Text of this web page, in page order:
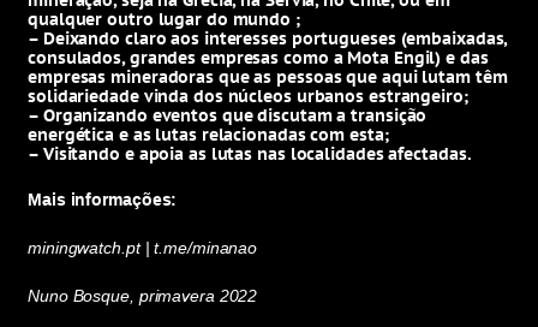
qualquer outro lugar do mundo ;
– Deixando claro aos interesses portugueses (embaixadas,
consulados, grandes empresas como a Mota Engil) e das
empresas mineradoras que as pessoas que aqui lutam têm
solidariedade vinda dos núcleos urbanos estrangeiro;
– Organizando eventos que discutam a transição
energética e as lutas relacionadas com esta;
– Visitando e apoia as lutas nas localidades afectadas.
Mais informações:
miningwatch.pt | t.me/minanao
Nuno Bosque, primavera 2022